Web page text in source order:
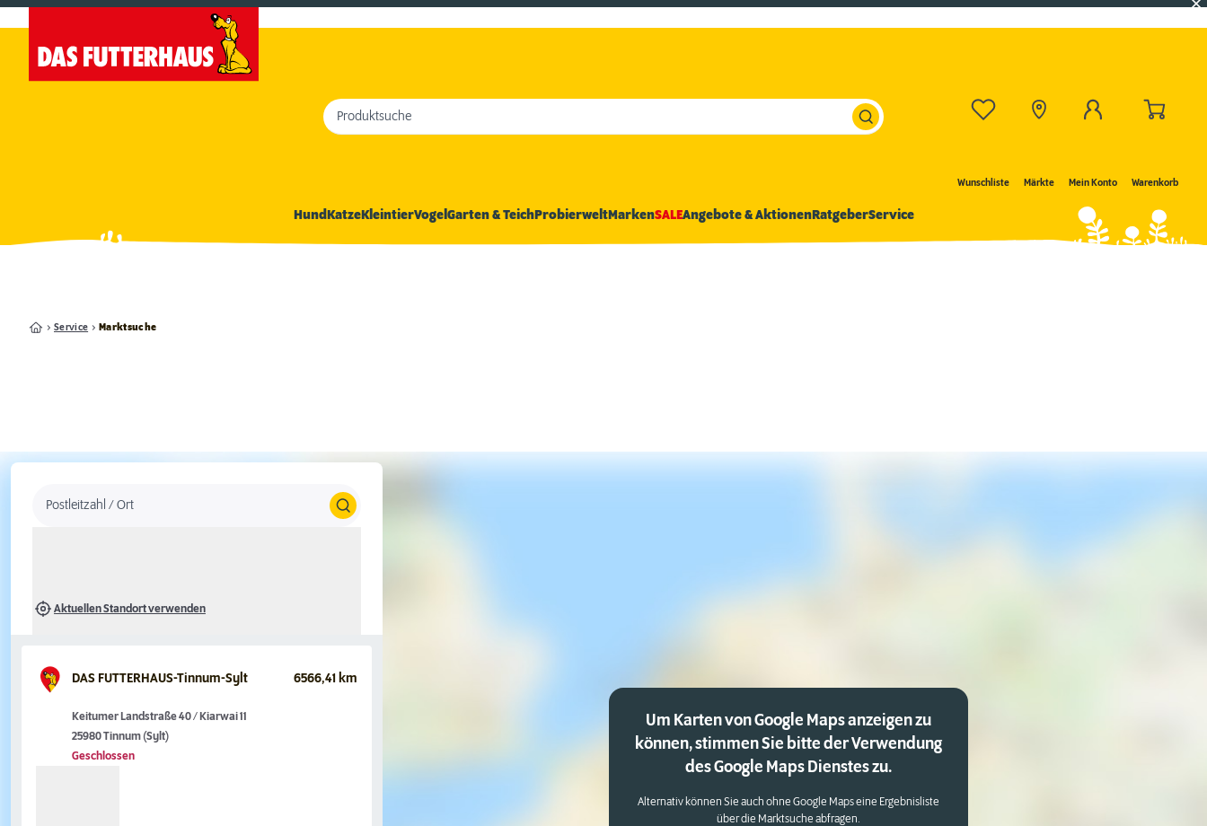
Wunschliste Märkte Mein Konto Warenkorb
Produktsuche
HundKatzeKleintierVogel Garten & TeichProbierweltMarkenSALEAngebote & AktionenRatgeberService
Service Marktsuche
Um Karten von Google Maps anzeigen zu
können, stimmen Sie bitte der Verwendung
des Google Maps Dienstes zu.
Alternativ können Sie auch ohne Google Maps eine Ergebnisliste
über die Marktsuche abfragen.
Postleitzahl / Ort
Aktuellen Standort verwenden
DAS FUTTERHAUS-Tinnum-Sylt 6566,41 km
Keitumer Landstraße 40 / Kiarwai 11
25980 Tinnum (Sylt)
Geschlossen